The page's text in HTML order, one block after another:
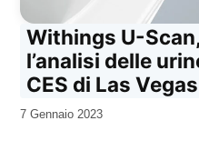
Withings U-
l’analisi delle
CES di Las
da
7 Gennaio 2023